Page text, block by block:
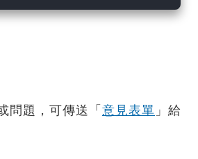
問題，可傳送「 意見表單 」給